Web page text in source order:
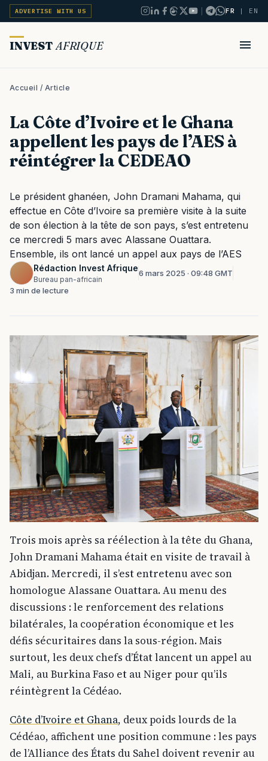
ADVERTISE WITH US | FR | EN
INVEST AFRIQUE
Accueil / Article
La Côte d’Ivoire et le Ghana
appellent les pays de l’AES à
réintégrer la CEDEAO
Le président ghanéen, John Dramani Mahama, qui
effectue en Côte d’Ivoire sa première visite à la suite
de son élection à la tête de son pays, s’est entretenu
ce mercredi 5 mars avec Alassane Ouattara.
Ensemble, ils ont lancé un appel aux pays de l’AES
Rédaction Invest Afrique
Bureau pan-africain
6 mars 2025 · 09:48 GMT
3 min de lecture
Trois mois après sa réélection à la tête du Ghana,
John Dramani Mahama était en visite de travail à
Abidjan. Mercredi, il s’est entretenu avec son
homologue Alassane Ouattara. Au menu des
discussions : le renforcement des relations
bilatérales, la coopération économique et les
défis sécuritaires dans la sous-région. Mais
surtout, les deux chefs d’État lancent un appel au
Mali, au Burkina Faso et au Niger pour qu’ils
réintègrent la Cédéao.
Côte d’Ivoire et Ghana, deux poids lourds de la
Cédéao, affichent une position commune : les pays
de l’Alliance des États du Sahel doivent revenir au